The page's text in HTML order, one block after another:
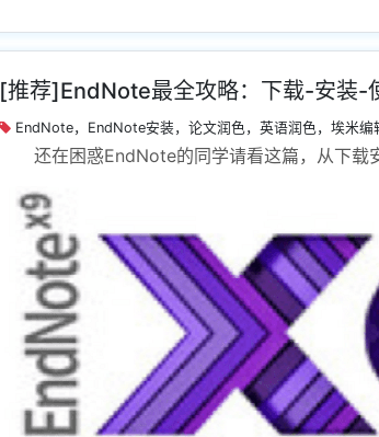
[推荐]EndNote最全攻略：下载-安装-
EndNote，EndNote安装，论文润色，英语润色，埃米编
还在困惑EndNote的同学请看这篇，从下载